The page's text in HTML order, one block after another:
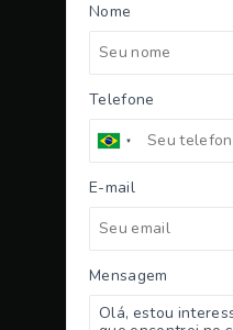
Nome
Telefone
E-mail
Mensagem